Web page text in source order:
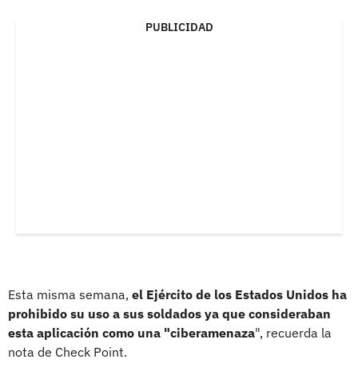
PUBLICIDAD
Esta misma semana, el Ejército de los Estados Unidos ha
prohibido su uso a sus soldados ya que consideraban
esta aplicación como una "ciberamenaza", recuerda la
nota de Check Point.